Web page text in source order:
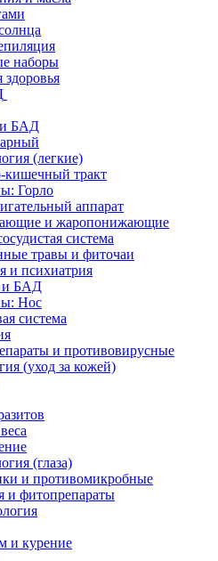
наборы
и БАД
(легкие)
кишечный тракт
Горло
аппарат
и жаропонижающие
система
травы и фиточаи
и психиатрия
и БАД
Нос
система
и противовирусные
(уход за кожей)
(глаза)
и противомикробные
и фитопрепараты
и курение